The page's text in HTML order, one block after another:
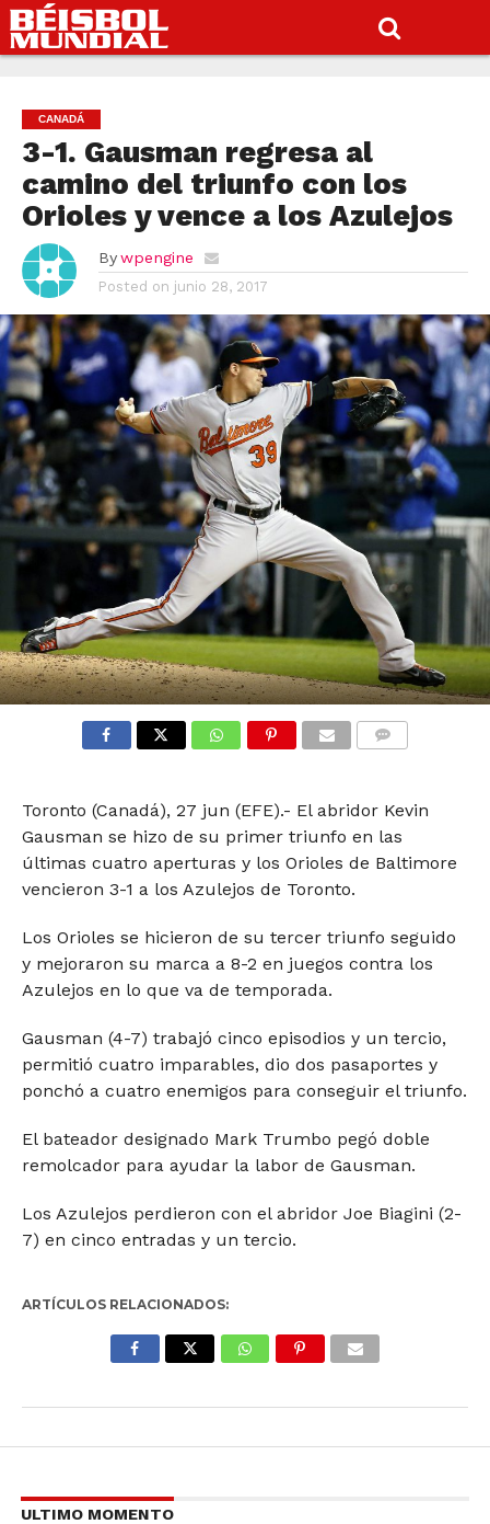
CANADÁ
3-1. Gausman regresa al
camino del triunfo con los
Orioles y vence a los Azulejos
By wpengine
Posted on junio 28, 2017
Toronto (Canadá), 27 jun (EFE).- El abridor Kevin
Gausman se hizo de su primer triunfo en las
últimas cuatro aperturas y los Orioles de Baltimore
vencieron 3-1 a los Azulejos de Toronto.
Los Orioles se hicieron de su tercer triunfo seguido
y mejoraron su marca a 8-2 en juegos contra los
Azulejos en lo que va de temporada.
Gausman (4-7) trabajó cinco episodios y un tercio,
permitió cuatro imparables, dio dos pasaportes y
ponchó a cuatro enemigos para conseguir el triunfo.
El bateador designado Mark Trumbo pegó doble
remolcador para ayudar la labor de Gausman.
Los Azulejos perdieron con el abridor Joe Biagini (2-
7) en cinco entradas y un tercio.
ARTÍCULOS RELACIONADOS:
ULTIMO MOMENTO